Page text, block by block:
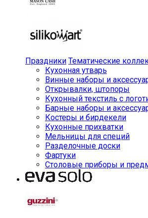
Праздники Тематические
Кухонная утварь
Винные наборы и
Открывалки, штопоры
Кухонный текстиль с
Барные наборы и
Костеры и бирдекели
Кухонные прихватки
Мельницы для специй
Разделочные доски
Фартуки
Столовые приборы и